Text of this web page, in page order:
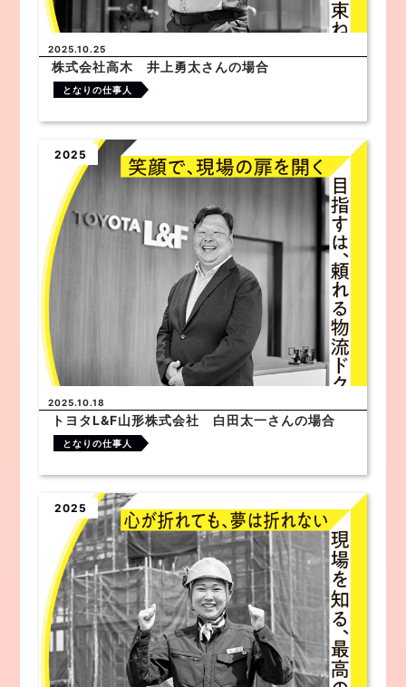
2025.10.25
株式会社高木 井上勇太さんの場合
となりの仕事人
2025
2025.10.18
トヨタL&F山形株式会社 白田太一さんの場合
となりの仕事人
2025